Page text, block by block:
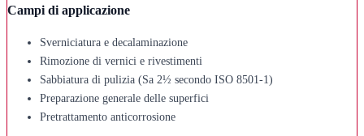
Campi di applicazione
Sverniciatura e decalaminazione
Rimozione di vernici e rivestimenti
Sabbiatura di pulizia (Sa 2½ secondo ISO 8501-1)
Preparazione generale delle superfici
Pretrattamento anticorrosione